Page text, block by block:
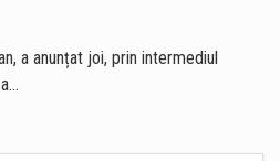
a anunțat joi, prin intermediul